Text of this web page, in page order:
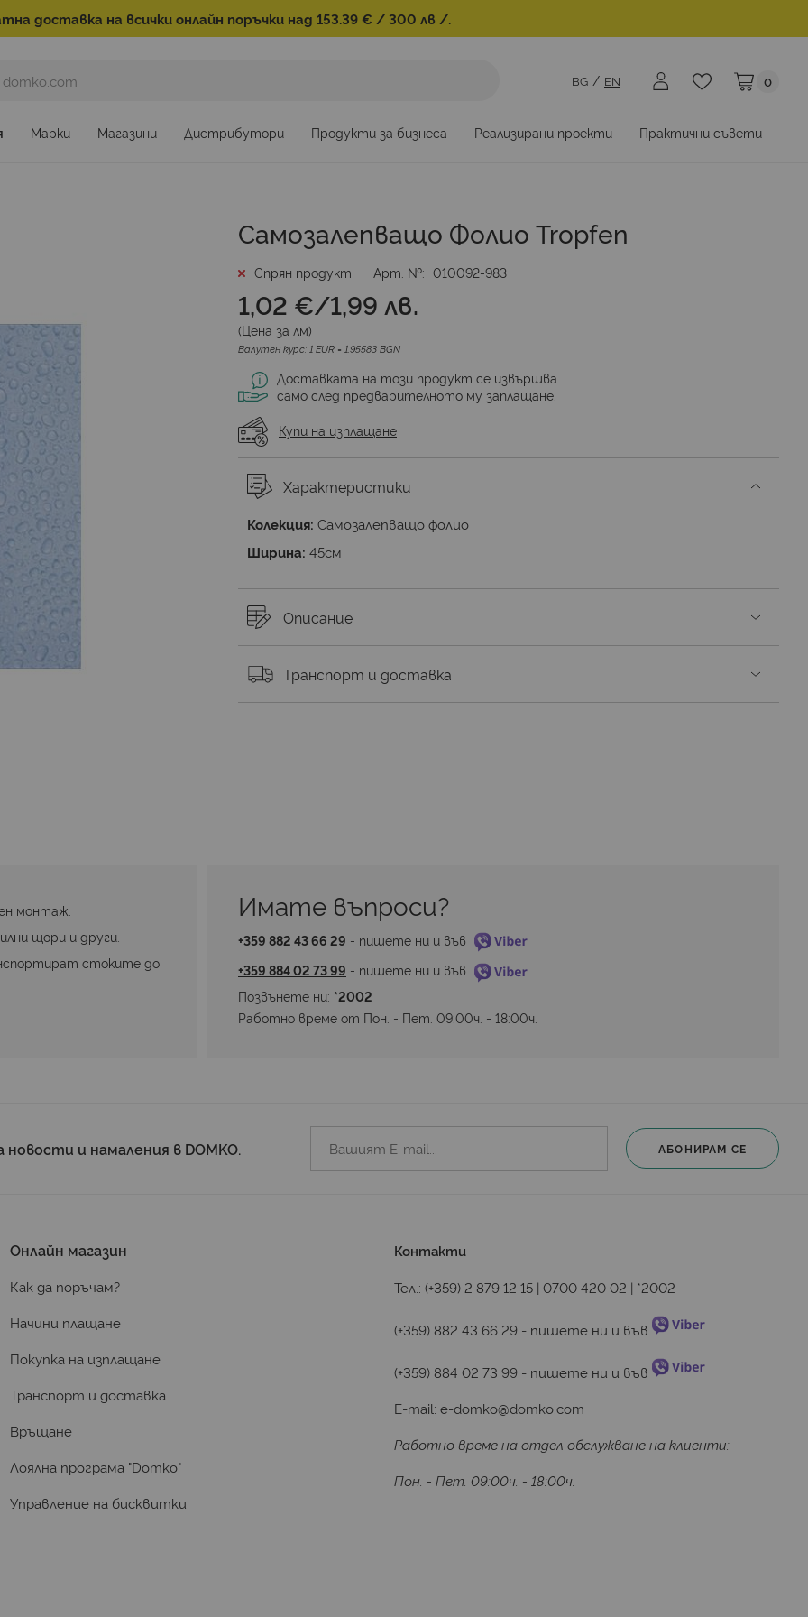
доставка на всички онлайн поръчки над 153.39 € / 300 лв /.
Моята
0
BG EN
Марки Магазини Дистрибутори Продукти за бизнеса Реализирани проекти Практични съвети
Самозалепващо Фолио Tropfen
Спрян продукт Арт. № 010092-983
1,02 €/1,99 лв.
(Цена за лм)
Валутен курс: 1 EUR = 1.95583 BGN
Доставката на този продукт се извършва
само след предварителното му заплащане.
Купи на изплащане
Характеристики
Колекция: Самозалепващо фолио
Ширина: 45см
Описание
Транспорт и доставка
монтаж.
щори и други.
стоките до
Имате въпроси?
+359 882 43 66 29 - пишете ни и във
+359 884 02 73 99 - пишете ни и във
Позвънете ни: *2002
Работно време от Пон. - Пет. 09:00ч. - 18:00ч.
и намаления в DOMKO. АБОНИРАМ СЕ
Онлайн магазин
Как да поръчам?
Начини плащане
Покупка на изплащане
Транспорт и доставка
Връщане
Лоялна програма "Domko"
Управление на бисквитки
Контакти
Тел.:(+359) 2 879 12 15 |0700 420 02 | *2002
(+359) 882 43 66 29 - пишете ни и във
(+359) 884 02 73 99 - пишете ни и във
E-mail:e-domko@domko.com
Работно време на отдел обслужване на клиенти:
Пон. - Пет. 09:00ч. - 18:00ч.